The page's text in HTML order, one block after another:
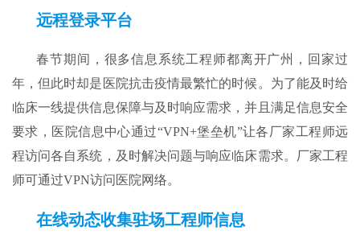
远程登录平台
春节期间，很多信息系统工程师都离开广州，回家过
年，但此时却是医院抗击疫情最繁忙的时候。为了能及时给
临床一线提供信息保障与及时响应需求，并且满足信息安全
要求，医院信息中心通过“VPN+堡垒机”让各厂家工程师远
程访问各自系统，及时解决问题与响应临床需求。厂家工程
师可通过VPN访问医院网络。
在线动态收集驻场工程师信息